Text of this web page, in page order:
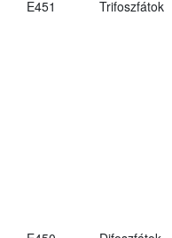
E451 Trifoszfátok